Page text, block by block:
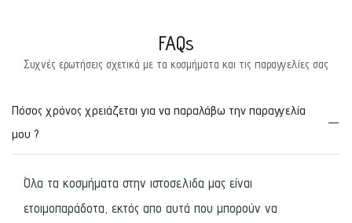
FAQs
Συχνές ερωτήσεις σχετικά με τα κοσμήματα και τις παραγγελίες σας
Πόσος χρόνος χρειάζεται για να παραλάβω την παραγγελία
μου ?
Όλα τα κοσμήματα στην ιστοσελιδα μας είναι
ετοιμοπαράδοτα, εκτός απο αυτά που μπορούν να